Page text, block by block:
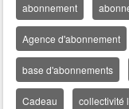
abonnement
Agence d'abonnement
base d'abonnements
Cadeau collectivité